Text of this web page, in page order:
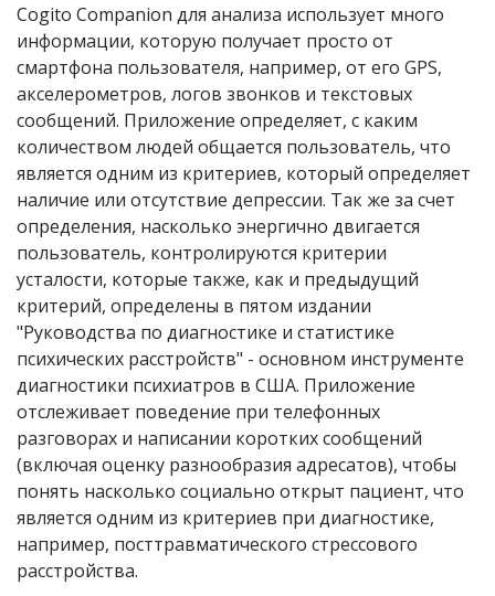
Cogito Companion для анализа использует много
информации, которую получает просто от
смартфона пользователя, например, от его GPS,
акселерометров, логов звонков и текстовых
сообщений. Приложение определяет, с каким
количеством людей общается пользователь, что
является одним из критериев, который определяет
наличие или отсутствие депрессии. Так же за счет
определения, насколько энергично двигается
пользователь, контролируются критерии
усталости, которые также, как и предыдущий
критерий, определены в пятом издании
"Руководства по диагностике и статистике
психических расстройств" - основном инструменте
диагностики психиатров в США. Приложение
отслеживает поведение при телефонных
разговорах и написании коротких сообщений
(включая оценку разнообразия адресатов), чтобы
понять насколько социально открыт пациент, что
является одним из критериев при диагностике,
например, посттравматического стрессового
расстройства.